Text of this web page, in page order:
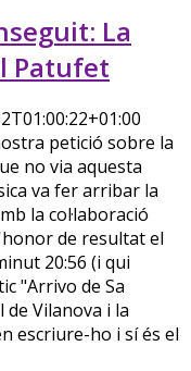
La
Patufet
petició sobre la
no via aquesta
va fer arribar la
la col·laboració
de resultat el
20:56 (i qui
"Arrivo de Sa
Vilanova i la
escriure-ho i sí és el